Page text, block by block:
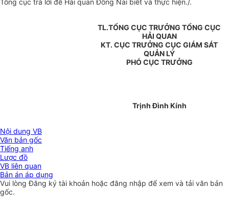
Tổng cục trả lời để Hải quan Đồng Nai biết và thực hiện./.
TL.TỔNG CỤC TRƯỞNG TỔNG CỤC
HẢI QUAN
KT. CỤC TRƯỞNG CỤC GIÁM SÁT
QUẢN LÝ
PHÓ CỤC TRƯỞNG
Trịnh Đình Kính
Nội dung VB
Văn bản gốc
Tiếng anh
Lược đồ
VB liên quan
Bản án áp dụng
Vui lòngĐăng ký tài khoản hoặc đăng nhập để xem và tải văn bản
gốc.